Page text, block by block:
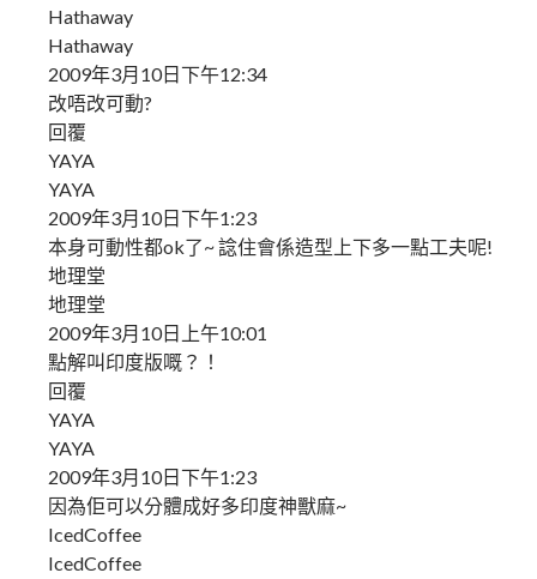
Hathaway
Hathaway
2009年3月10日下午12:34
改唔改可動?
回覆
YAYA
YAYA
2009年3月10日下午1:23
本身可動性都ok了~ 諗住會係造型上下多一點工夫呢!
地理堂
地理堂
2009年3月10日上午10:01
點解叫印度版嘅？！
回覆
YAYA
YAYA
2009年3月10日下午1:23
因為佢可以分體成好多印度神獸麻~
IcedCoffee
IcedCoffee